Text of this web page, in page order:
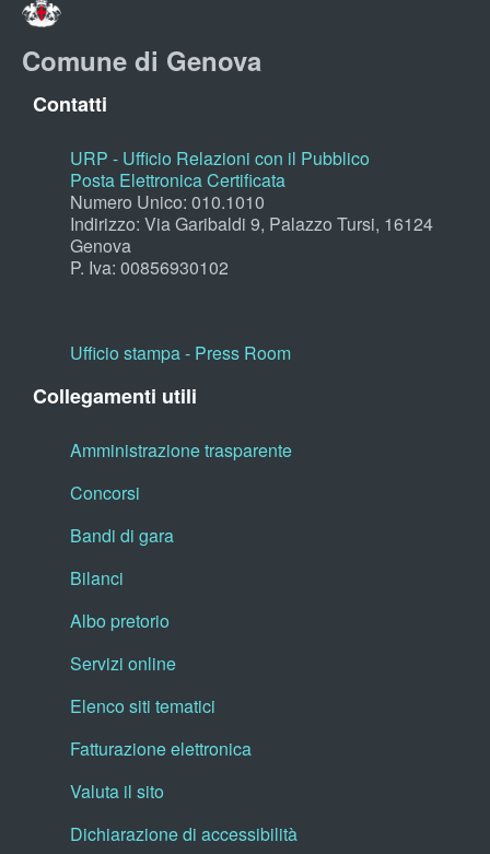
Comune di Genova
Contatti
URP - Ufficio Relazioni con il Pubblico
Posta Elettronica Certificata
Numero Unico: 010.1010
Indirizzo: Via Garibaldi 9, Palazzo Tursi, 16124
Genova
P. Iva: 00856930102
Ufficio stampa - Press Room
Collegamenti utili
Amministrazione trasparente
Concorsi
Bandi di gara
Bilanci
Albo pretorio
Servizi online
Elenco siti tematici
Fatturazione elettronica
Valuta il sito
Dichiarazione di accessibilità